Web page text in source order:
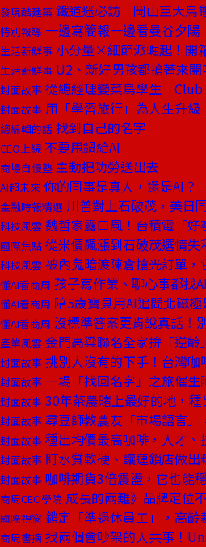
發現酷建築 鐵道迷必訪 岡山巨大烏
特別報導 一邊寫簡報一邊看曼谷夕
生活新鮮事 小分量×細節派崛起！開
生活新鮮事 U2、新好男孩都搶著來
封面故事 從總經理變菜鳥學生 Club
封面故事 用「學習旅行」為人生升
總編輯的話 找到自己的名字
CEO上線 不要甩鍋給AI
商場自慢塾 主動把功勞送出去
AI超未來 你的同事是真人，還是AI？
金融時報精選 川普對上石破茂，美日
科技風雲 魏哲家露口風！台積電「
國際焦點 從米價飆漲到石破茂選情
科技風雲 被內鬼暗渡陳倉搶光訂單
懂AI看商周 孩子寫作業、聊心事都找
懂AI看商周 陪5歲寶貝用AI追問北磁
懂AI看商周 沒標準答案更肯說真話！
產業風雲 金門高粱聯名全家拚「逆齡
封面故事 挑別人沒有的下手！台灣咖
封面故事 一場「找回名字」之旅催生
封面故事 30年茶農賭上最好的地，
封面故事 尋豆師教農友「市場語言」
封面故事 種出均價最高咖啡，人才
封面故事 盯水質軟硬、讓連鎖店做
封面故事 咖啡期貨3倍震盪，它也能
商周CEO學院 成長的兩難》品牌定位
國際視窗 鎖定「準退休員工」，高齡
商周書摘 找兩個會吵架的人共事！